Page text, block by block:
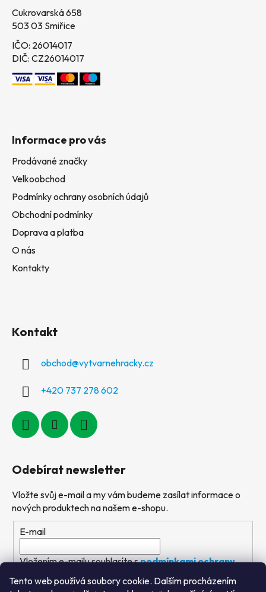
Tento web používá soubory cookie. Dalším procházením
Cukrovarská 658
503 03 Smiřice
IČO: 26014017
DIČ: CZ26014017
Informace pro vás
Prodávané značky
Velkoobchod
Podmínky ochrany osobních údajů
Obchodní podmínky
Doprava a platba
O nás
Kontakty
Kontakt
obchod@vytvarnehracky.cz
+420 737 278 602
Odebírat newsletter
Vložte svůj e-mail a my vám budeme zasílat informace o
nových produktech na našem e-shopu.
E-mail
Vložením e-mailu souhlasíte spodmínkami ochrany
osobních údajů